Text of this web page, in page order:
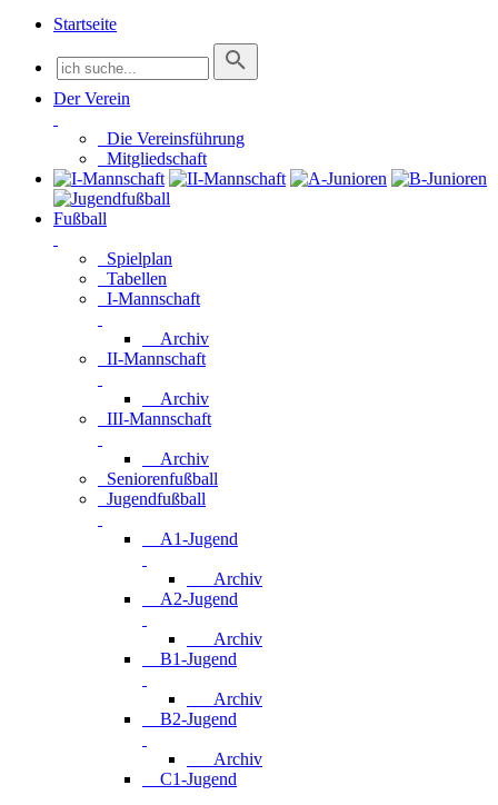
Startseite
Der Verein
Die Vereinsführung
Mitgliedschaft
Fußball
Spielplan
Tabellen
I-Mannschaft
Archiv
II-Mannschaft
Archiv
III-Mannschaft
Archiv
Seniorenfußball
Jugendfußball
A1-Jugend
Archiv
A2-Jugend
Archiv
B1-Jugend
Archiv
B2-Jugend
Archiv
C1-Jugend